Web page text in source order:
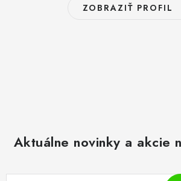
ZOBRAZIŤ PROFIL
Aktuálne novinky a akcie